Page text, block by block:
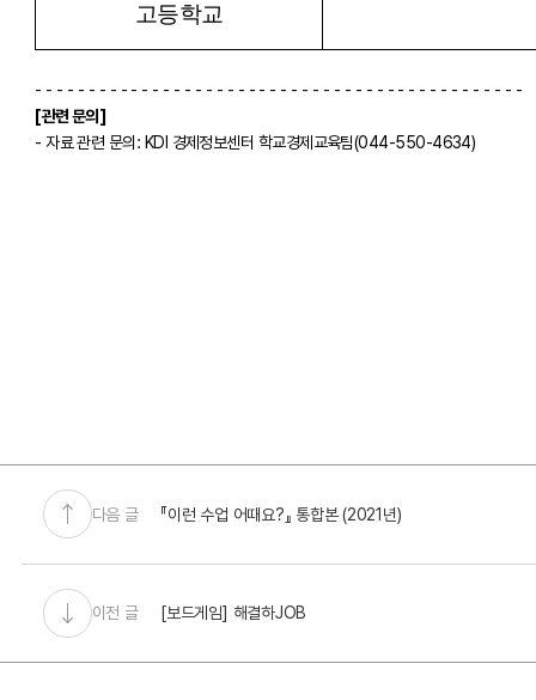
고등학교
- - - - - - - - - - - - - - - - - - - - - - - - - - - - - - - - - - - - - - - - - - - - - -
[관련 문의]
- 자료 관련 문의: KDI 경제정보센터 학교경제교육팀(044-550-4634)
다음 글 『이런 수업 어때요?』 통합본 (2021년)
이전 글 [보드게임] 해결하JOB